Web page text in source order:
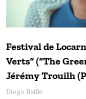
Festival de
Verts” (“The
Jérémy Trouilh
Diego Batlle